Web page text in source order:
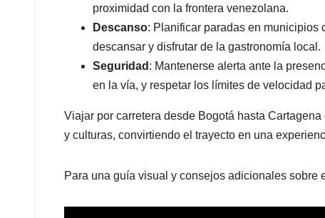
proximidad con la frontera venezolana.
Descanso: Planificar paradas en municipios
descansar y disfrutar de la gastronomía local.
Seguridad : Mantenerse alerta ante la
en la vía, y respetar los límites de velocidad
Viajar por carretera desde Bogotá hasta
y culturas, convirtiendo el trayecto en una
Para una guía visual y consejos adicionales